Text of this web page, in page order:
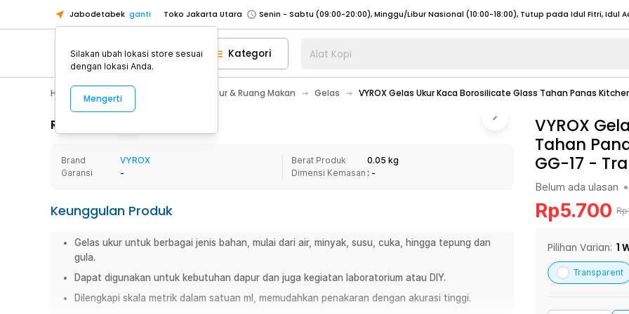
Jabodetabek ganti Toko Jakarta Utara
Toko Tangerang
Toko Cikupa
Pick n Go Jakarta Barat
Senin - Jumat (07:00 - 20:00), Sabtu - Minggu (08:00 - 20:00), Tutup pada Idul Fitri
Pick n Go Bekasi
Senin - Jumat (08:00 - 20:00), Sabtu - Minggu/ Libur Nasional (08:00 - 17:00) Selengkapnya
Senin - Jumat (08:00 - 20:00), Sabtu - Minggu/ Libur Nasional (08:00 - 17:00) Selengkapnya
Senin - Sabtu (09:00-20:00), Minggu/Libur Nasional (12:00-20:00), Tutup pada Idul Fitri
Senin - Sabtu (09:00-20:00), Minggu/Libur Nasional (12:00-20:00), Tutup pada Idul Fitri
Toko Tangerang
Pick n Go Jakarta Barat
Senin - Jumat (07:00 - 20:00), Sabtu - Minggu (08:00 - 20:00), Tutup pada Idul Fitri
Senin - Jumat (08:00 - 20:00), Sabtu - Minggu/ Libur Nasional (08:00 - 17:00) Selengkapnya
Kategori Alat Kopi
Home Appliance Perlengkapan Dapur & Ruang Makan Gelas VYROX Gelas Ukur Kaca Borosilicate Glass Tahan Panas
Rincian Produk
Brand
VYROX
Garansi
-
Berat Produk
0.05 kg
Dimensi Kemasan : -
Keunggulan Produk
Gelas ukur untuk berbagai jenis bahan, mulai dari air, minyak, susu, cuka, hingga tepung dan
gula.
Dapat digunakan untuk kebutuhan dapur dan juga kegiatan laboratorium atau DIY.
Dilengkapi skala metrik dalam satuan ml, memudahkan penakaran dengan akurasi tinggi.
VYROX
Tahan
GG-17 -
Belum ada ulasan •
Rp5.700 Rp
Pilihan Varian: 1
Transparent
Silakan ubah lokasi store sesuai
dengan lokasi Anda.
Mengerti